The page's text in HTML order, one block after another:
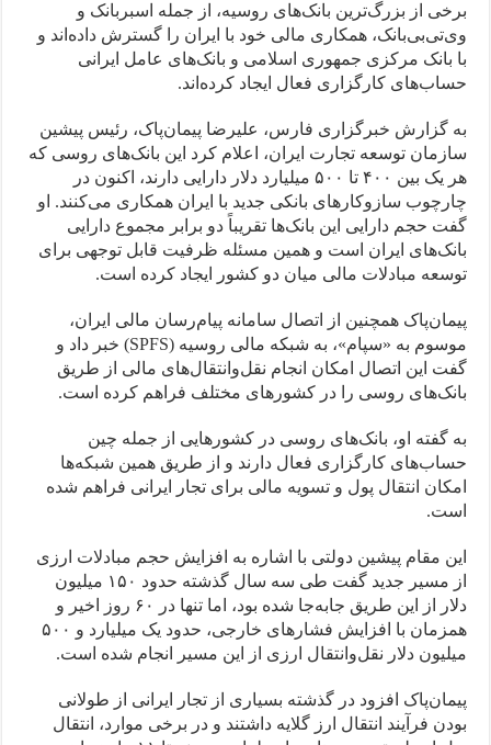
برخی از بزرگ‌ترین بانک‌های روسیه، از جمله اسبربانک و
وی‌تی‌بی‌بانک، همکاری مالی خود با ایران را گسترش داده‌اند و
با بانک مرکزی جمهوری اسلامی و بانک‌های عامل ایرانی
حساب‌های کارگزاری فعال ایجاد کرده‌اند.
به گزارش خبرگزاری فارس، علیرضا پیمان‌پاک، رئیس پیشین
سازمان توسعه تجارت ایران، اعلام کرد این بانک‌های روسی که
هر یک بین ۴۰۰ تا ۵۰۰ میلیارد دلار دارایی دارند، اکنون در
چارچوب سازوکارهای بانکی جدید با ایران همکاری می‌کنند. او
گفت حجم دارایی این بانک‌ها تقریباً دو برابر مجموع دارایی
بانک‌های ایران است و همین مسئله ظرفیت قابل توجهی برای
توسعه مبادلات مالی میان دو کشور ایجاد کرده است.
پیمان‌پاک همچنین از اتصال سامانه پیام‌رسان مالی ایران،
موسوم به «سپام»، به شبکه مالی روسیه (SPFS) خبر داد و
گفت این اتصال امکان انجام نقل‌وانتقال‌های مالی از طریق
بانک‌های روسی را در کشورهای مختلف فراهم کرده است.
به گفته او، بانک‌های روسی در کشورهایی از جمله چین
حساب‌های کارگزاری فعال دارند و از طریق همین شبکه‌ها
امکان انتقال پول و تسویه مالی برای تجار ایرانی فراهم شده
است.
این مقام پیشین دولتی با اشاره به افزایش حجم مبادلات ارزی
از مسیر جدید گفت طی سه سال گذشته حدود ۱۵۰ میلیون
دلار از این طریق جابه‌جا شده بود، اما تنها در ۶۰ روز اخیر و
همزمان با افزایش فشارهای خارجی، حدود یک میلیارد و ۵۰۰
میلیون دلار نقل‌وانتقال ارزی از این مسیر انجام شده است.
پیمان‌پاک افزود در گذشته بسیاری از تجار ایرانی از طولانی
بودن فرآیند انتقال ارز گلایه داشتند و در برخی موارد، انتقال